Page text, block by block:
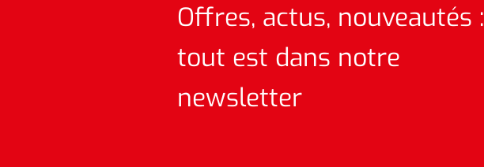
Offres, actus, nouveautés :
tout est dans notre
newsletter